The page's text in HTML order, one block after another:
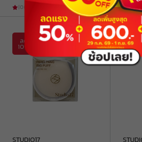
|0
|0(0)
ลด
10%
STUDIO17
ลด
10%